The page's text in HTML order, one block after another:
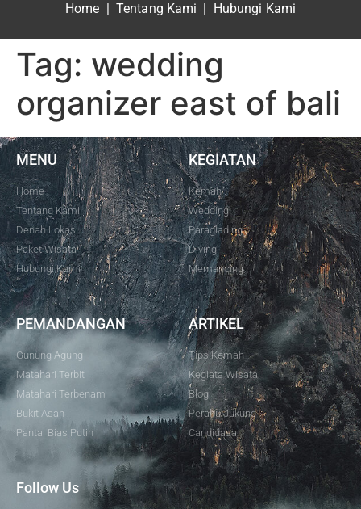
Home Tentang Kami Hubungi Kami
Tag: wedding
organizer east of bali
MENU
Home
Tentang Kami
Denah Lokasi
Paket Wisata
Hubungi Kami
KEGIATAN
Kemah
Wedding
Paraglading
Diving
Memancing
PEMANDANGAN
Gunung Agung
Matahari Terbit
Matahari Terbenam
Bukit Asah
Pantai Bias Putih
ARTIKEL
Tips Kemah
Kegiata Wisata
Blog
Perahu Jukung
Candidasa
Follow Us